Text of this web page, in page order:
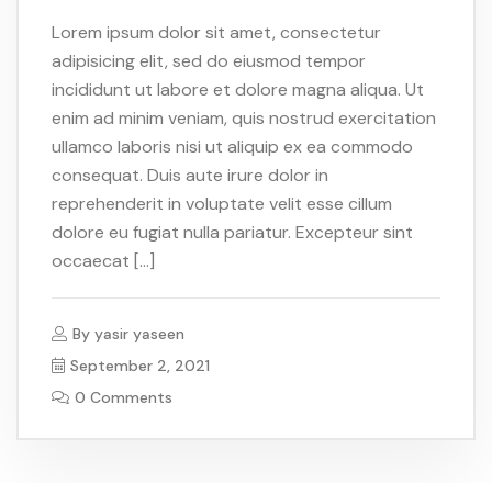
Lorem ipsum dolor sit amet, consectetur
adipisicing elit, sed do eiusmod tempor
incididunt ut labore et dolore magna aliqua. Ut
enim ad minim veniam, quis nostrud exercitation
ullamco laboris nisi ut aliquip ex ea commodo
consequat. Duis aute irure dolor in
reprehenderit in voluptate velit esse cillum
dolore eu fugiat nulla pariatur. Excepteur sint
occaecat […]
By yasir yaseen
September 2, 2021
0 Comments